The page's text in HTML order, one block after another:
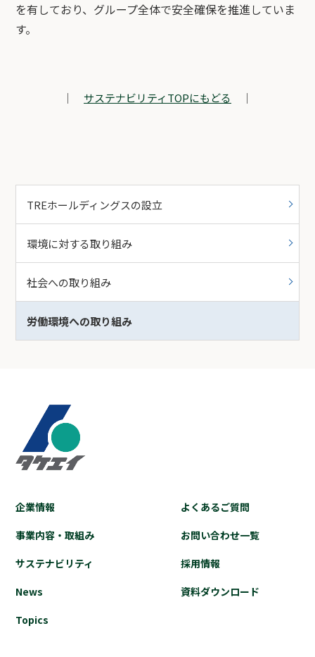
を有しており、グループ全体で安全確保を推進していま
す。
｜ サステナビリティTOPにもどる ｜
TREホールディングスの設立
環境に対する取り組み
社会への取り組み
労働環境への取り組み
企業情報
事業内容・取組み
サステナビリティ
News
Topics
よくあるご質問
お問い合わせ⼀覧
採⽤情報
資料ダウンロード